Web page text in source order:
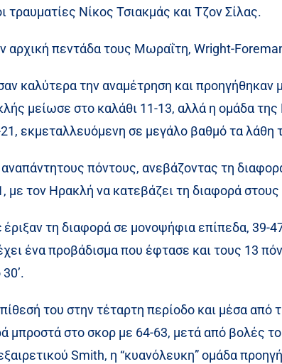
τραυματίες Νίκος Τσιακμάς και Τζον Σίλας.
αρχική πεντάδα τους Μωραΐτη, Wright-
καλύτερα την αναμέτρηση και
μείωσε στο καλάθι 11-13, αλλά η ομάδα
εκμεταλλευόμενη σε μεγάλο βαθμό τα λάθη
πόντους, ανεβάζοντας τη
με τον Ηρακλή να κατεβάζει τη διαφορά
τη διαφορά σε μονοψήφια επίπεδα, 39-
ένα προβάδισμα που έφτασε και τους 13
του στην τέταρτη περίοδο και μέσα από
μπροστά στο σκορ με 64-63, μετά από βολές
Smith, η “κυανόλευκη” ομάδα